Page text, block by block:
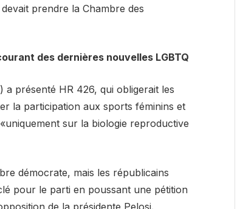
prendre la Chambre des
des dernières nouvelles LGBTQ
a présenté HR 426, qui obligerait les
la participation aux sports féminins et
sur la biologie reproductive
démocrate, mais les républicains
pour le parti en poussant une pétition
de la présidente Pelosi.